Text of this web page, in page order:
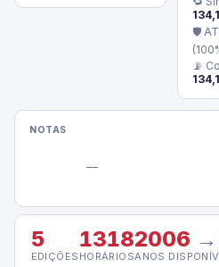
🛡
📡
NOTAS
5
EDIÇÕES
1318
HORÁRIOS
2006 →
ANOS